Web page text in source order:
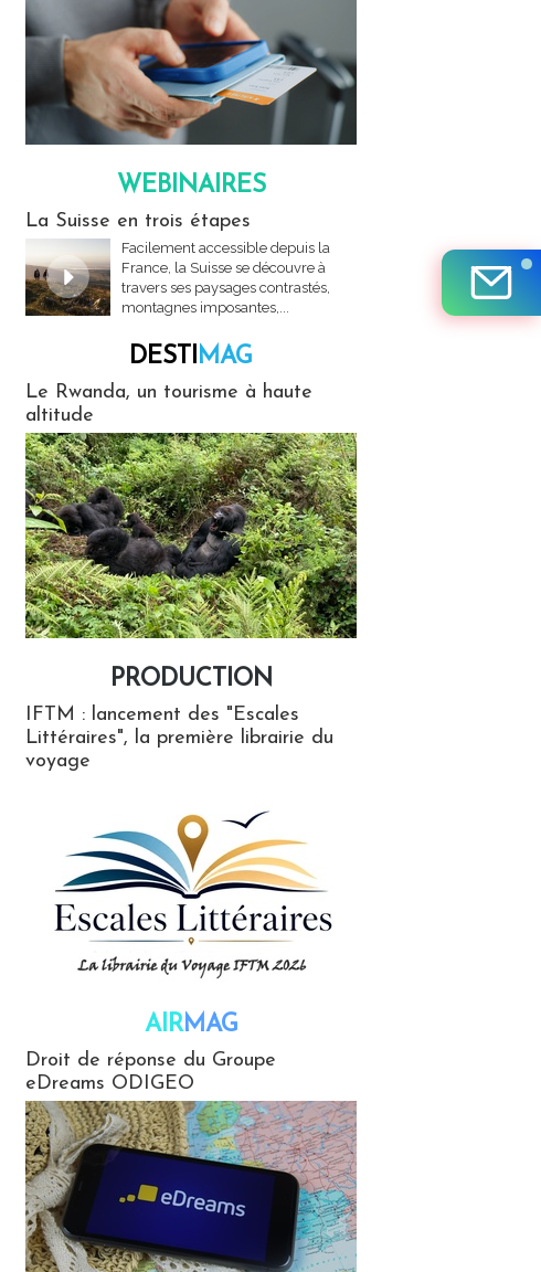
WEBINAIRES
La Suisse en trois étapes
Facilement accessible depuis la
France, la Suisse se découvre à
travers ses paysages contrastés,
montagnes imposantes,...
DESTIMAG
Le Rwanda, un tourisme à haute
altitude
PRODUCTION
IFTM : lancement des "Escales
Littéraires", la première librairie du
voyage
AIRMAG
Droit de réponse du Groupe
eDreams ODIGEO